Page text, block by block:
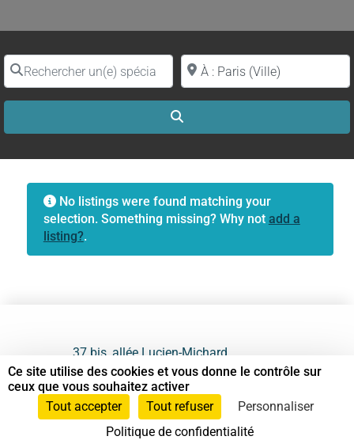
Rechercher un(e) spécialiste par nomProche de (ville ou région)
No listings were found matching your
selection. Something missing? Why not add a
listing?.
37 bis, allée Lucien-Michard
93190 Livry-Gargan
06 61 87 28 09
Ce site utilise des cookies et vous donne le contrôle sur
ceux que vous souhaitez activer
Tout accepter
Tout refuser
Personnaliser
Politique de confidentialité